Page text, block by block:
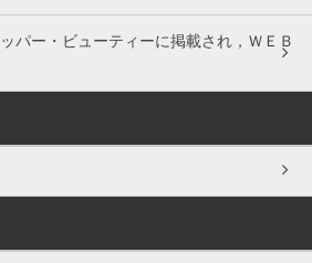
パー・ビューティーに掲載され，ＷＥＢ